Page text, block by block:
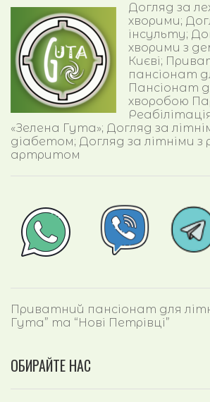
Догляд за
хворими;
інсульту;
хворими з
Києві;
пансіонат
Пансіонат
хворобою
«Зелена Гута»; Догляд за
діабетом; Догляд за літніми
артритом
Приватний пансіонат для
Гута” та “Нові Петрівці”
ОБИРАЙТЕ НАС